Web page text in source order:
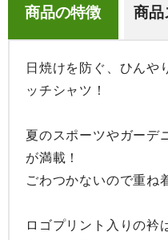
商品の特徴 商品
日焼けを防ぐ、ひんや
ッチシャツ！
夏のスポーツやガーデ
が満載！
ごわつかないので重ね
ロゴプリント入りの衿